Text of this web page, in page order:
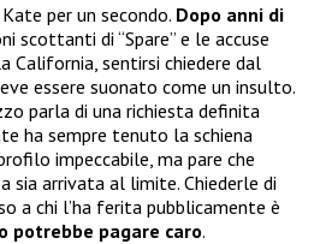
per un secondo. Dopo anni di
scottanti di “Spare” e le accuse
California, sentirsi chiedere dal
essere suonato come un insulto.
parla di una richiesta definita
ha sempre tenuto la schiena
impeccabile, ma pare che
sia arrivata al limite. Chiederle di
a chi l’ha ferita pubblicamente è
potrebbe pagare caro.